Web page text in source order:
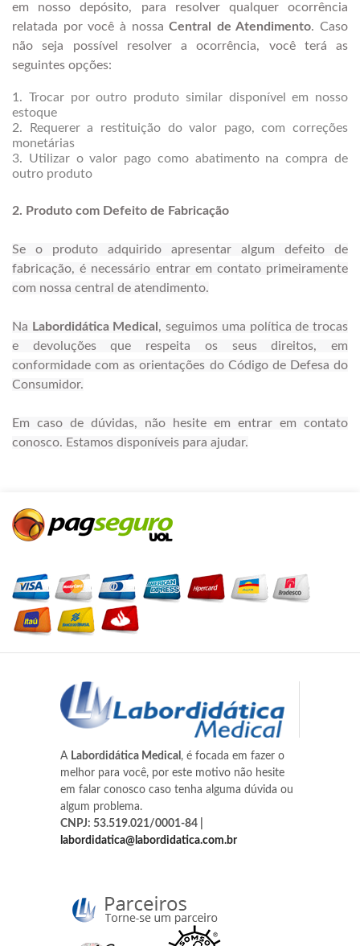
em nosso depósito, para resolver qualquer ocorrência
relatada por você à nossaCentral de Atendimento. Caso
não seja possível resolver a ocorrência, você terá as
seguintes opções:
1. Trocar por outro produto similar disponível em nosso
estoque
2. Requerer a restituição do valor pago, com correções
monetárias
3. Utilizar o valor pago como abatimento na compra de
outro produto
2. Produto com Defeito de Fabricação
Se o produto adquirido apresentar algum defeito de
fabricação, é necessário entrar em contato primeiramente
com nossa central de atendimento.
Na Labordidática Medical , seguimos uma política de trocas
e devoluções que respeita os seus direitos, em
conformidade com as orientações do Código de Defesa do
Consumidor.
Em caso de dúvidas, não hesite em entrar em contato
conosco. Estamos disponíveis para ajudar.
A Labordidática Medical , é focada em fazer o
melhor para você, por este motivo não hesite
em falar conosco caso tenha alguma dúvida ou
algum problema.
CNPJ: 53.519.021/0001-84 |
labordidatica@labordidatica.com.br